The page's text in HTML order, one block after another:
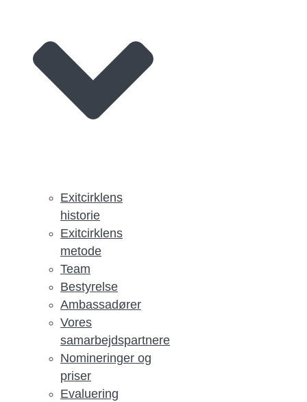
Exitcirklens
historie
Exitcirklens
metode
Team
Bestyrelse
Ambassadører
Vores
samarbejdspartnere
Nomineringer og
priser
Evaluering